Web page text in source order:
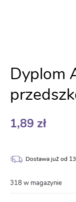
Dyplom
1,89 zł
Dostawa już od
318 w magazynie